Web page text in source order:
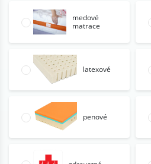
medové
matrace
latexové
penové